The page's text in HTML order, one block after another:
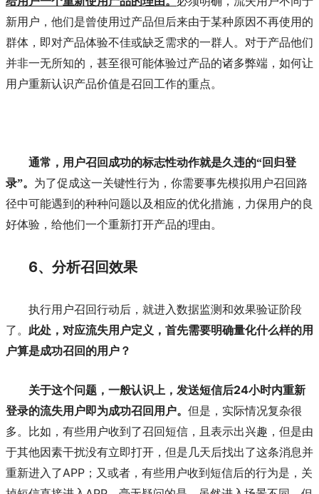
新用户，他们是曾使用过产品但后来由于某种原因不再使用的
群体，即对产品体验不佳或缺乏需求的一群人。对于产品他们
并非一无所知的，甚至很可能体验过产品的诸多弊端，如何让
用户重新认识产品价值是召回工作的重点。
通常，用户召回成功的标志性动作就是久违的“回归登
录”。 为了促成这一关键性行为，你需要事先模拟用户召回路
径中可能遇到的种种问题以及相应的优化措施，力保用户的良
好体验，给他们一个重新打开产品的理由。
6、分析召回效果
执行用户召回行动后，就进入数据监测和效果验证阶段
了。 此处，对应流失用户定义，首先需要明确量化什么样的用
户算是成功召回的用户？
关于这个问题，一般认识上，发送短信后24小时内重新
登录的流失用户即为成功召回用户。 但是，实际情况复杂很
多。比如，有些用户收到了召回短信，且表示出兴趣，但是由
于其他因素干扰没有立即打开，但是几天后找出了这条消息并
重新进入了APP；又或者，有些用户收到短信后的行为是，关